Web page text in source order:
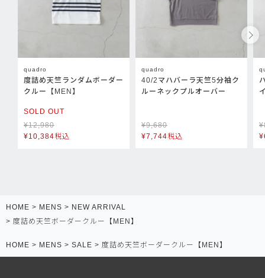
quadro
度詰め天竺ランダムボーダー
クルー【MEN】
SOLD OUT
¥12,980
¥10,384税込
quadro
40/2マハバーラ天竺5分袖ク
ルーネックプルオーバー
¥9,680
¥7,744税込
¥
¥
HOME MENS
NEW ARRIVAL
度詰め天竺ボーダークルー【MEN】
HOME MENS SALE 度詰め天竺ボーダークルー【MEN】